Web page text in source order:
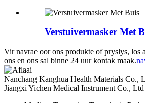
Verstuivermasker Met
Vir navrae oor ons produkte of pryslys, los
ons en ons sal binne 24 uur kontak maak.
Nanchang Kanghua Health Materials Co.,
Jiangxi Yichen Medical Instrument Co., Ltd